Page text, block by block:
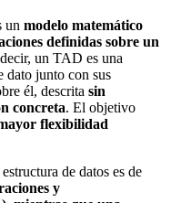
un modelo matemático
definidas sobre un
un TAD es una
dato junto con sus
él, descrita sin
concreta. El objetivo
flexibilidad
de datos es de
y